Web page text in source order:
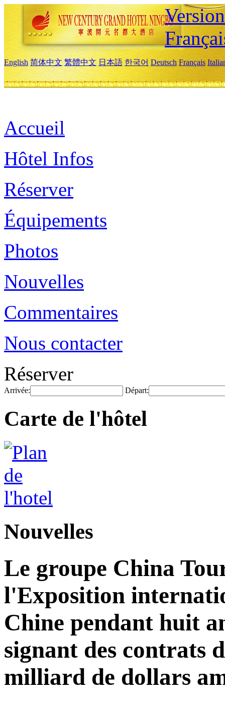
English 简体中文 繁體中文 日本語 한국어 Deutsch Français
Accueil
Hôtel Infos
Réserver
Équipements
Photos
Nouvelles
Commentaires
Nous contacter
Réserver
Arrivée: Départ:
Carte de l'hôtel
Nouvelles
Le groupe China
l'Exposition
Chine pendant huit
signant des contrats
milliard de dollars